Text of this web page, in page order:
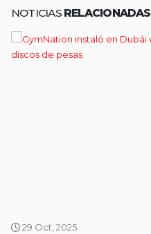
NOTICIAS RELACIONADAS
29 Oct, 2025